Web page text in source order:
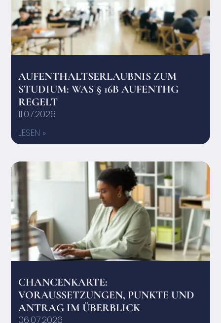
AUFENTHALTSERLAUBNIS ZUM
STUDIUM: WAS § 16B AUFENTHG
REGELT
11.07.2026
LESEN »
CHANCENKARTE:
VORAUSSETZUNGEN, PUNKTE UND
ANTRAG IM ÜBERBLICK
06.07.2026